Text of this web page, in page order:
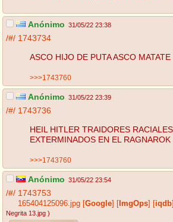
Anónimo 31/05/22 23:38
/#/ 1743734
ASCO HIJO DE PUTA ASCO MATATE
>>>1743760
Anónimo 31/05/22 23:39
/#/ 1743736
HEIL HITLER TRAIDORES
EXTERMINADOS EN EL RAGNAROK
>>>1743760
Anónimo 31/05/22 23:54
/#/ 1743753
165404125096.jpg Google ImgOps iqdb
Negrita 13.jpg )